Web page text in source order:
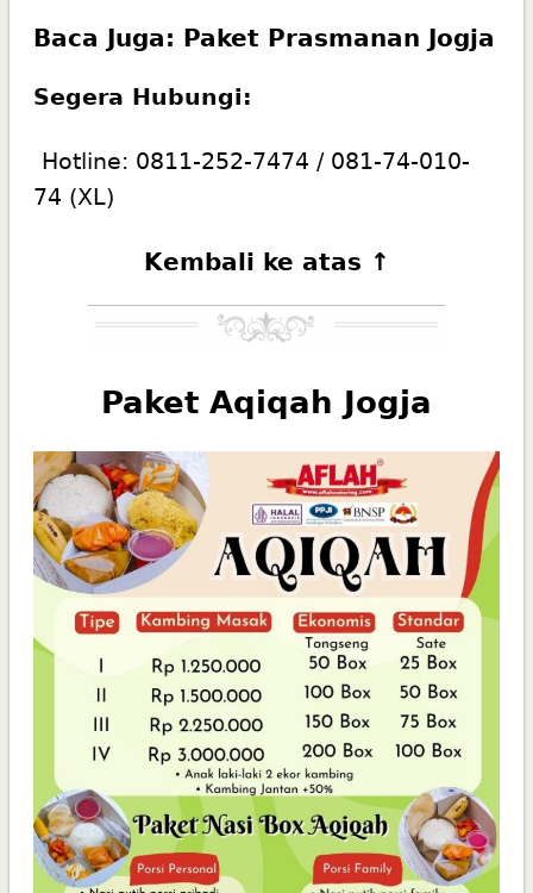
Baca Juga: Paket Prasmanan Jogja
Segera Hubungi:
Hotline: 0811-252-7474 / 081-74-010-
74 (XL)
Kembali ke atas ↑
Paket Aqiqah Jogja